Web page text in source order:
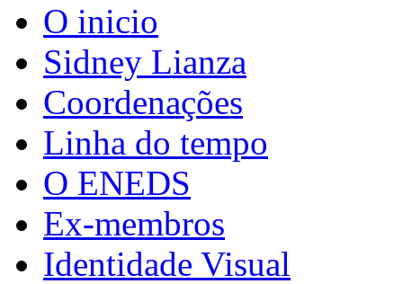
O inicio
Sidney Lianza
Coordenações
Linha do tempo
O ENEDS
Ex-membros
Identidade Visual